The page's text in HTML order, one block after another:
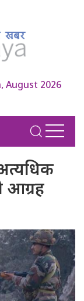
August 2026
आग्रह